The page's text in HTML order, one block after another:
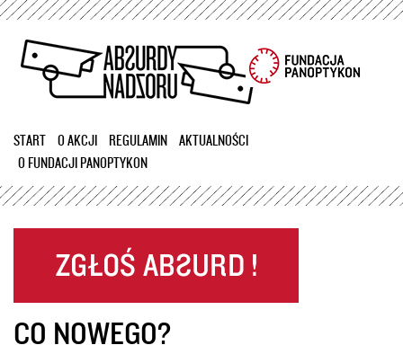
Przejdź
treści
START O AKCJI REGULAMIN
AKTUALNOŚCI
O FUNDACJI PANOPTYKON
CO NOWEGO?